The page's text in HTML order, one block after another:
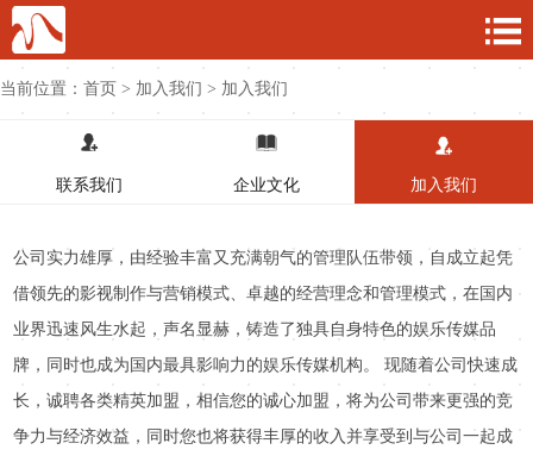
当前位置： 首页 > 加入我们 > 加入我们
联系我们 企业文化 加入我们
公司实力雄厚，由经验丰富又充满朝气的管理队伍带领，自成立起凭
借领先的影视制作与营销模式、卓越的经营理念和管理模式，在国内
业界迅速风生水起，声名显赫，铸造了独具自身特色的娱乐传媒品
牌，同时也成为国内最具影响力的娱乐传媒机构。 现随着公司快速成
长，诚聘各类精英加盟，相信您的诚心加盟，将为公司带来更强的竞
争力与经济效益，同时您也将获得丰厚的收入并享受到与公司一起成